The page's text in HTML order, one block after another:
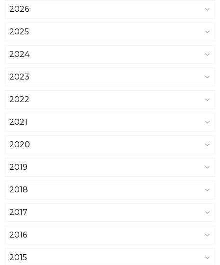
2026
2025
2024
2023
2022
2021
2020
2019
2018
2017
2016
2015